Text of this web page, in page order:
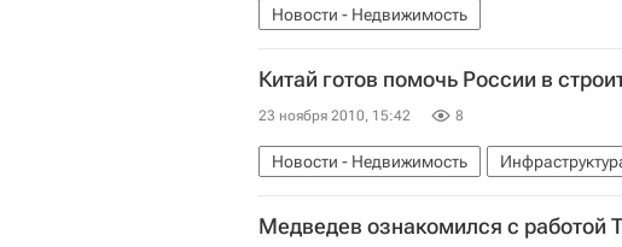
Новости - Недвижимость
Китай готов помочь России в
23 ноября 2010, 15:42 8
Новости - Недвижимость
Медведев ознакомился с